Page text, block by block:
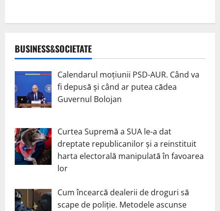
BUSINESS&SOCIETATE
Calendarul moțiunii PSD-AUR. Când va
fi depusă și când ar putea cădea
Guvernul Bolojan
Curtea Supremă a SUA le-a dat
dreptate republicanilor și a reinstituit
harta electorală manipulată în favoarea
lor
Cum încearcă dealerii de droguri să
scape de poliție. Metodele ascunse